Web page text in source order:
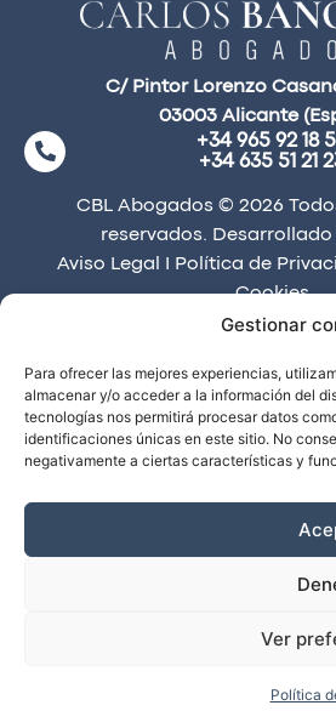
Gestionar
Para ofrecer las mejores experiencias,
almacenar y/o acceder a la información del
tecnologías nos permitirá procesar datos
identificaciones únicas en este sitio. No
negativamente a ciertas características y
Ver
Política
C/ Pintor Lorenzo
03003 Alicante
+34 965 92 18
+34 635 51 21
CBL Abogados © 2026
reservados.
Aviso Legal
Política de
Cookies